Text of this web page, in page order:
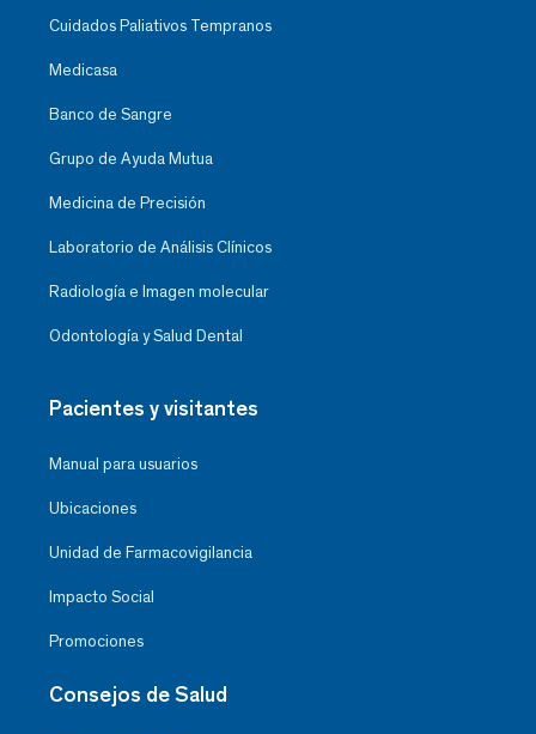
Cuidados Paliativos Tempranos
Medicasa
Banco de Sangre
Grupo de Ayuda Mutua
Medicina de Precisión
Laboratorio de Análisis Clínicos
Radiología e Imagen molecular
Odontología y Salud Dental
Pacientes y visitantes
Manual para usuarios
Ubicaciones
Unidad de Farmacovigilancia
Impacto Social
Promociones
Consejos de Salud